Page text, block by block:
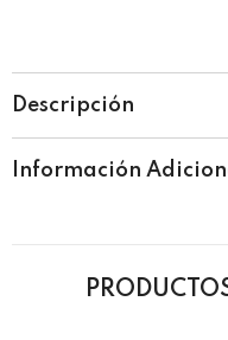
Descripción
Información